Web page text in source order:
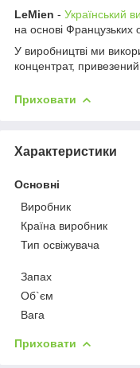
LeMien - Український
на основі Французьких
У виробництві ми
концентрат, привезений
Приховати
Характеристики
Основні
Виробник
Країна виробник
Тип освіжувача
Запах
Об`єм
Вага
Приховати